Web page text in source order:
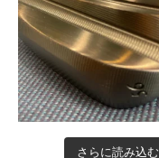
さらに読み込む